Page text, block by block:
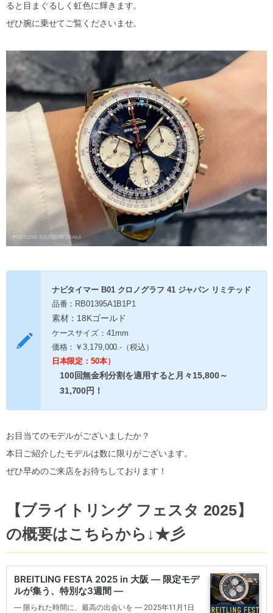
ると目まぐるしく虹色に輝きます。
ぜひ腕に乗せてご覧くださいませ。
ナビタイマー B01 クロノグラフ 41 ジャパン リミテッド
品番：RB01395A1B1P1
素材：18Kゴールド
ケースサイズ：41mm
価格：￥3,179,000.-（税込）
日本限定：50本）
100回無金利分割を適用すると月々15,800～
31,700円！
お目当てのモデルがございましたか？
本日ご紹介したモデルは数に限りがございます。
ぜひ早めのご来店をお待ちしております！
【ブライトリング フェスタ 2025】
の概要はこちらから↓★彡